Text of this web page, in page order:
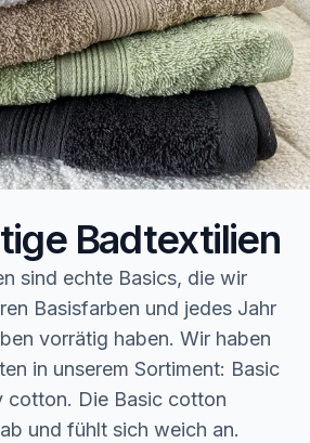
Badtextilien
sind echte Basics, die wir
Basisfarben und jedes Jahr
vorrätig haben. Wir haben
in unserem Sortiment: Basic
cotton. Die Basic cotton
und fühlt sich weich an.